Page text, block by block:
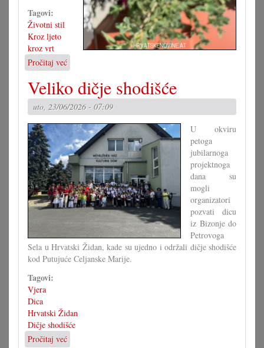
Tagovi:
Životni stil
Kroz ljeto
kroz vrt
Pročitaj već
Rože
i
druge
kraljice
vrta
Veliko dičje shodišće
uto, 23/06/2026 - 07:09
U okviru
petoga
jubilarnoga
projektnoga
dana su
mogli
organizatori
pozvati dicu
iz Bizonje do
Petrovoga
Sela u Hrvatski Židan, kade su ujedno i održali dičje shodišće
kod Putujuće Celjanske Marije.
Tagovi:
Vjera
Dica
Hrvatski Židan
Dičje shodišće
Pročitaj već